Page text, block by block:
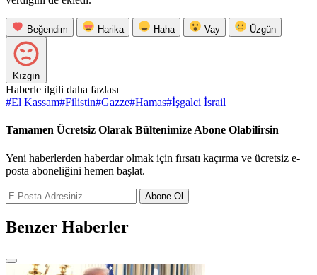
Beğendim Harika Haha Vay Üzgün
Kızgın
Haberle ilgili daha fazlası
#El Kassam#Filistin#Gazze#Hamas#İşgalci İsrail
Tamamen Ücretsiz Olarak Bültenimize Abone Olabilirsin
Yeni haberlerden haberdar olmak için fırsatı kaçırma ve ücretsiz e-
posta aboneliğini hemen başlat.
Abone Ol
Benzer Haberler